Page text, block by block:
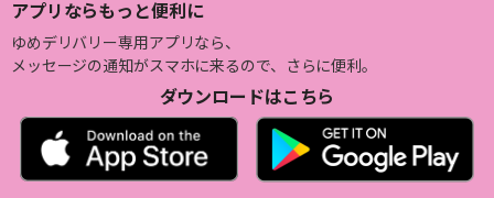
アプリならもっと便利に
ゆめデリバリー専用アプリなら、
メッセージの通知がスマホに来るので、さらに便利。
ダウンロードはこちら